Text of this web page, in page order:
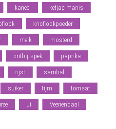
kaneel ketjap manis
knoflookpoeder
melk mosterd
ontbijtspek paprika
rijst sambal
suiker tijm tomaat
ui Veenendaal